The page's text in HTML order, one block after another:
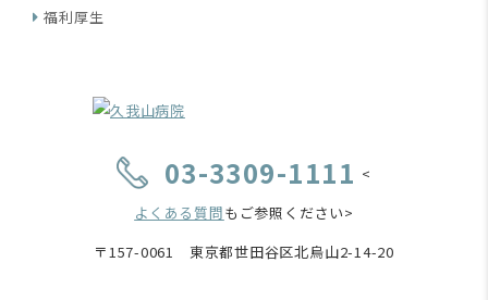
福利厚生
03-3309-1111 <
よくある質問もご参照ください>
〒157-0061 東京都世田谷区北烏山2-14-20